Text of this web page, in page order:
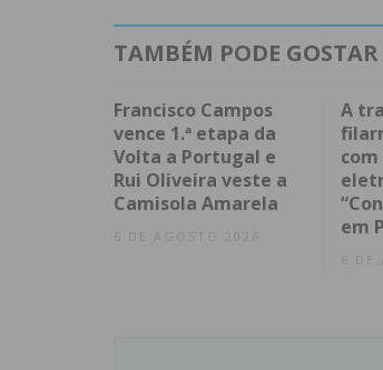
TAMBÉM PODE GOSTAR
Francisco Campos
vence 1.ª etapa da
Volta a Portugal e
Rui Oliveira veste a
Camisola Amarela
6 DE AGOSTO 2026
A
com
em
6 DE